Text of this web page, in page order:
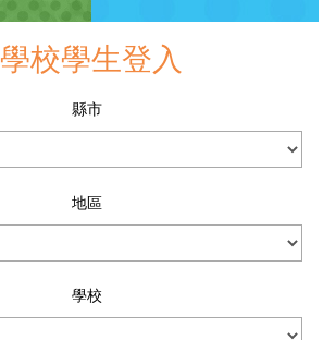
學校學生登入
縣市
地區
學校